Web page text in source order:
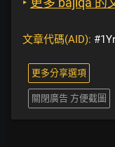
文章代碼(AID):
更多分享選項
關閉廣告 方便截圖